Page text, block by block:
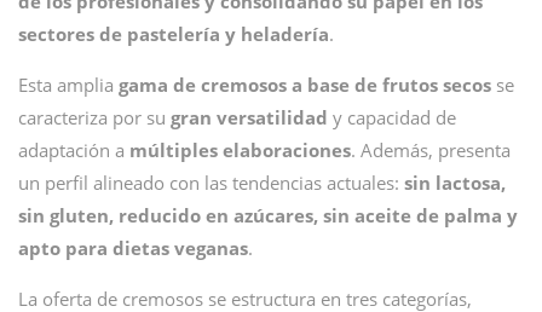
sectores de pastelería y heladería.
Esta amplia gama de cremosos a base de frutos secos se
caracteriza por su gran versatilidad y capacidad de
adaptación a múltiples elaboraciones. Además, presenta
un perfil alineado con las tendencias actuales: sin lactosa,
sin gluten, reducido en azúcares, sin aceite de palma y
apto para dietas veganas.
La oferta de cremosos se estructura en tres categorías,